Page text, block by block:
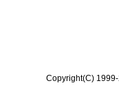
Copyright(C)